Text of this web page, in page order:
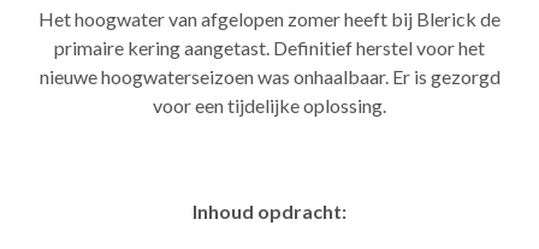
Het hoogwater van afgelopen zomer heeft bij Blerick de
primaire kering aangetast. Definitief herstel voor het
nieuwe hoogwaterseizoen was onhaalbaar. Er is gezorgd
voor een tijdelijke oplossing.
Inhoud opdracht: